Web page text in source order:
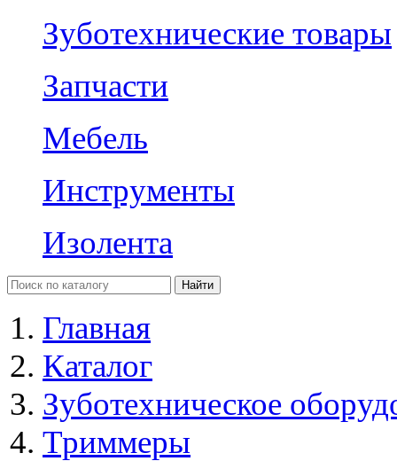
Зуботехнические товары
Запчасти
Мебель
Инструменты
Изолента
Главная
Каталог
Зуботехническое
Триммеры